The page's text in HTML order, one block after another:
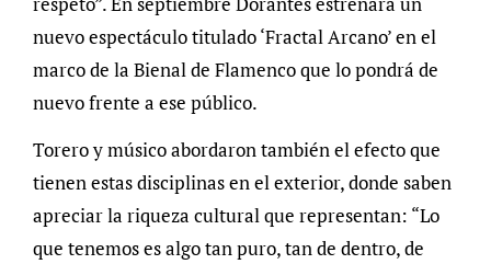
nuevo espectáculo titulado ‘Fractal Arcano’ en el
marco de la Bienal de Flamenco que lo pondrá de
nuevo frente a ese público.
Torero y músico abordaron también el efecto que
tienen estas disciplinas en el exterior, donde saben
apreciar la riqueza cultural que representan: “Lo
que tenemos es algo tan puro, tan de dentro, de